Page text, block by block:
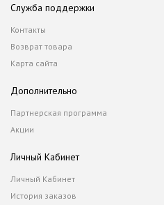
Служба поддержки
Контакты
Возврат товара
Карта сайта
Дополнительно
Партнерская программа
Акции
Личный Кабинет
Личный Кабинет
История заказов